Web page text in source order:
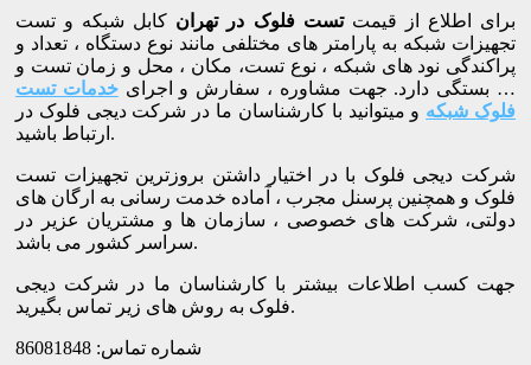
برای اطلاع از قیمتتست فلوک در تهران کابل شبکه و تست
تجهیزات شبکه به پارامتر های مختلفی مانند نوع دستگاه ، تعداد و
پراکندگی نود های شبکه ، نوع تست، مکان ، محل و زمان تست و
… بستگی دارد. جهت مشاوره ، سفارش و اجرایخدمات تست
فلوک شبکه و میتوانید با کارشناسان ما در شرکت دیجی فلوک در
ارتباط باشید.
شرکت دیجی فلوک با در اختیار داشتن بروزترین تجهیزات تست
فلوک و همچنین پرسنل مجرب ، آماده خدمت رسانی به ارگان های
دولتی، شرکت های خصوصی ، سازمان ها و مشتریان عزیر در
سراسر کشور می باشد.
جهت کسب اطلاعات بیشتر با کارشناسان ما در شرکت دیجی
فلوک به روش های زیر تماس بگیرید.
شماره تماس: 86081848